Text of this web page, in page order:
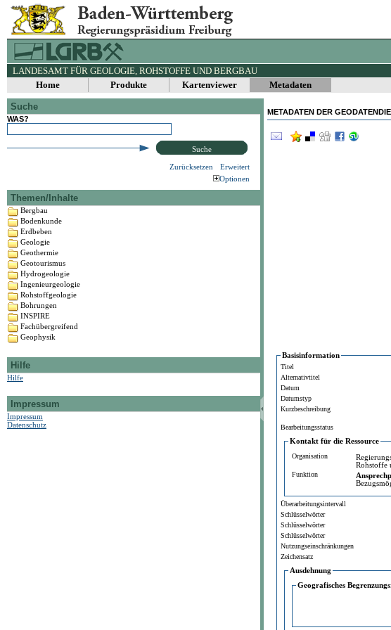
LANDESAMT FÜR GEOLOGIE, ROHSTOFFE UND BERGBAU
Home
Produkte Kartenviewer Metadaten
Suche
WAS?
Suche
Zurücksetzen
Erweitert
Optionen
Themen/Inhalte
Bergbau
Bodenkunde
Erdbeben
Geologie
Geothermie
Geotourismus
Hydrogeologie
Ingenieurgeologie
Rohstoffgeologie
Bohrungen
INSPIRE
Fachübergreifend
Geophysik
Hilfe
Hilfe
Impressum
Impressum
Datenschutz
METADATEN DER
Basisinformation
Titel
Alternativtitel
Datum
Datumstyp
Kurzbeschreibung
Bearbeitungsstatus
Kontakt für die Ressource
Organisation
Funktion
Überarbeitungsintervall
Schlüsselwörter
Schlüsselwörter
Schlüsselwörter
Nutzungseinschränkungen
Zeichensatz
Ausdehnung
Geografisches